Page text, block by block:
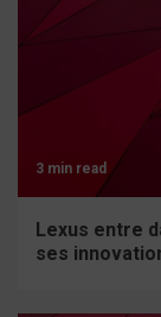
3 min read
Lexus entre
ses